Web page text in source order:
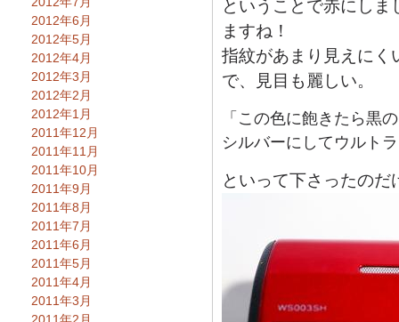
ということで赤にし
ますね！
指紋があまり見えにく
で、見目も麗しい。
「この色に飽きたら黒
シルバーにしてウルト
といって下さったの
2012年6月
2012年5月
2012年4月
2012年3月
2012年2月
2012年1月
2011年12月
2011年11月
2011年10月
2011年9月
2011年8月
2011年7月
2011年6月
2011年5月
2011年4月
2011年3月